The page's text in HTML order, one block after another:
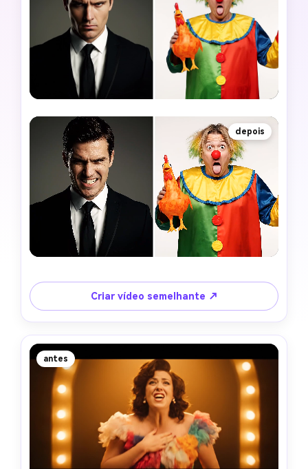
depois
Criar vídeo semelhante ↗
antes